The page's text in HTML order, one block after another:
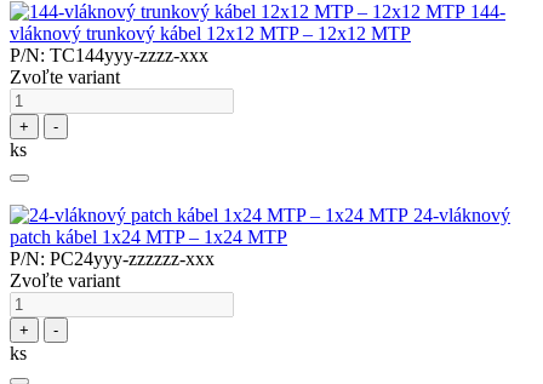
144-
vláknový trunkový kábel 12x12 MTP – 12x12 MTP
P/N: TC144yyy-zzzz-xxx
Zvoľte variant
+ -
ks
24-vláknový
patch kábel 1x24 MTP – 1x24 MTP
P/N: PC24yyy-zzzzzz-xxx
Zvoľte variant
+ -
ks